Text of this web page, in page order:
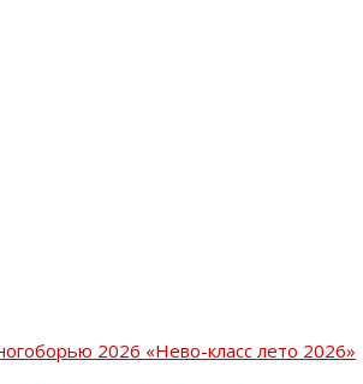
2026 «Нево-класс лето 2026»